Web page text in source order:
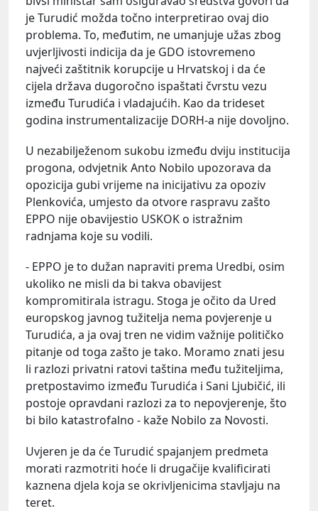
je Turudić možda točno interpretirao ovaj dio
problema. To, međutim, ne umanjuje užas zbog
uvjerljivosti indicija da je GDO istovremeno
najveći zaštitnik korupcije u Hrvatskoj i da će
cijela država dugoročno ispaštati čvrstu vezu
između Turudića i vladajućih. Kao da trideset
godina instrumentalizacije DORH-a nije dovoljno.
U nezabilježenom sukobu između dviju institucija
progona, odvjetnik Anto Nobilo upozorava da
opozicija gubi vrijeme na inicijativu za opoziv
Plenkovića, umjesto da otvore raspravu zašto
EPPO nije obavijestio USKOK o istražnim
radnjama koje su vodili.
- EPPO je to dužan napraviti prema Uredbi, osim
ukoliko ne misli da bi takva obavijest
kompromitirala istragu. Stoga je očito da Ured
europskog javnog tužitelja nema povjerenje u
Turudića, a ja ovaj tren ne vidim važnije političko
pitanje od toga zašto je tako. Moramo znati jesu
li razlozi privatni ratovi taština među tužiteljima,
pretpostavimo između Turudića i Sani Ljubičić, ili
postoje opravdani razlozi za to nepovjerenje, što
bi bilo katastrofalno - kaže Nobilo za Novosti.
Uvjeren je da će Turudić spajanjem predmeta
morati razmotriti hoće li drugačije kvalificirati
kaznena djela koja se okrivljenicima stavljaju na
teret.